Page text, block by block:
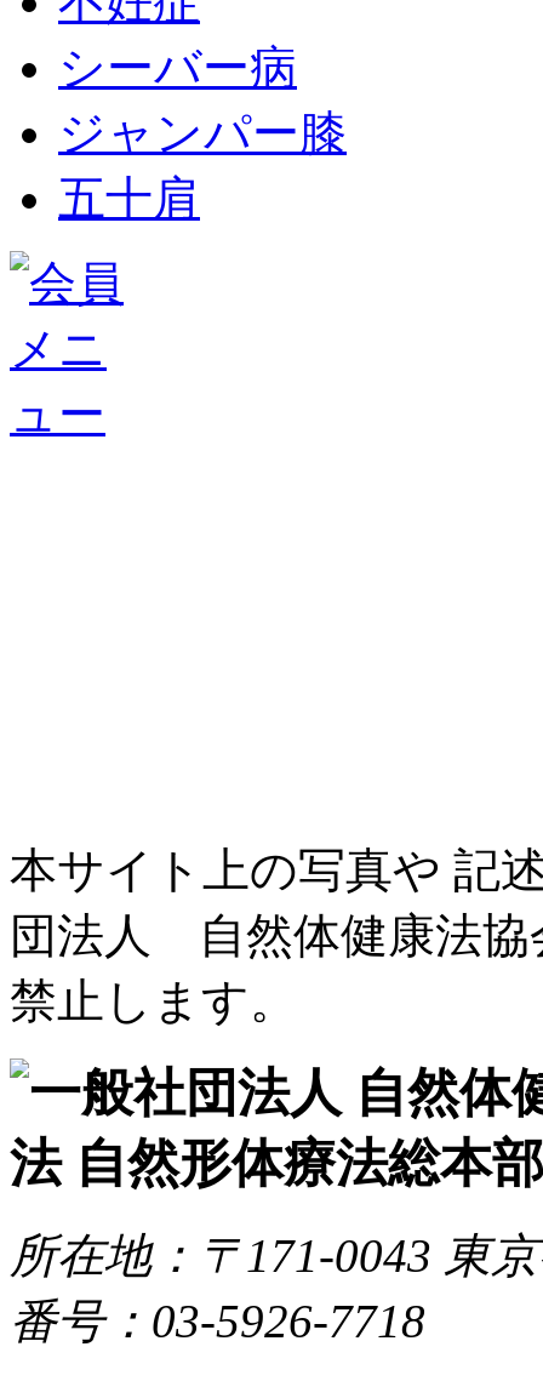
シーバー病
ジャンパー膝
五十肩
本サイト上の写真や 記
団法人 自然体健康法協
禁止します。
所在地：〒171-0043 東
番号：03-5926-7718